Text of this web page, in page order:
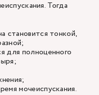
Тогда
становится тонкой,
для полноценного
мочеиспускания.